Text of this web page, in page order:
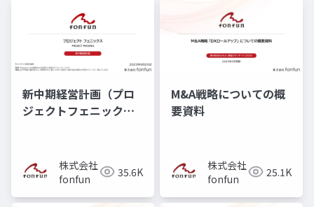
新中期経営計画（プロ
ジェクトフェニック
株式会社
fonfun
35.6K
M&A戦略についての概
要資料
株式会社
fonfun
25.1K